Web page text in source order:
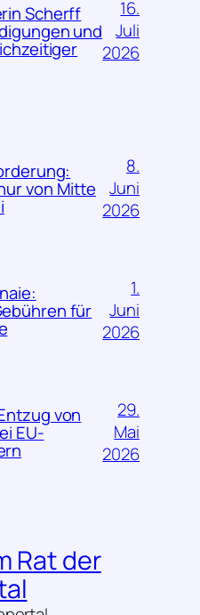
Scherff
und
16.
Juli
2026
von Mitte
8.
Juni
2026
für
1.
Juni
2026
von
EU-
29.
Mai
2026
Rat der